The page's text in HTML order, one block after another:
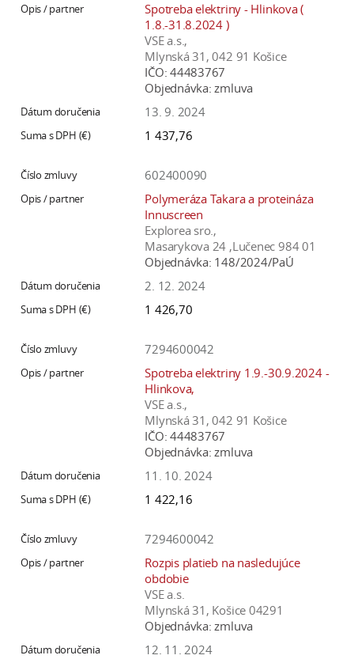
Spotreba elektriny - Hlinkova (
1.8.-31.8.2024 )
VSE a.s.,
Mlynská 31, 042 91 Košice
IČO: 44483767
Objednávka: zmluva
13. 9. 2024
1 437,76
602400090
Polymeráza Takara a proteináza
Innuscreen
Explorea sro.,
Masarykova 24 ,Lučenec 984 01
Objednávka: 148/2024/PaÚ
2. 12. 2024
1 426,70
7294600042
Spotreba elektriny 1.9.-30.9.2024 -
Hlinkova,
VSE a.s.,
Mlynská 31, 042 91 Košice
IČO: 44483767
Objednávka: zmluva
11. 10. 2024
1 422,16
7294600042
Rozpis platieb na nasledujúce
obdobie
VSE a.s.
Mlynská 31, Košice 04291
Objednávka: zmluva
12. 11. 2024